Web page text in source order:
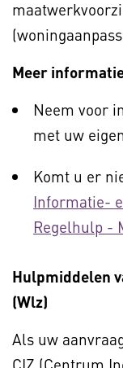
Meer
Neem voor
met uw eigen
Komt u er
Informatie-
Regelhulp -
Hulpmiddelen
(Wlz)
Als uw